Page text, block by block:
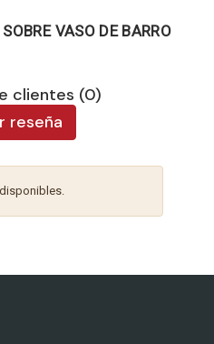
VASO DE BARRO
clientes (0)
reseña